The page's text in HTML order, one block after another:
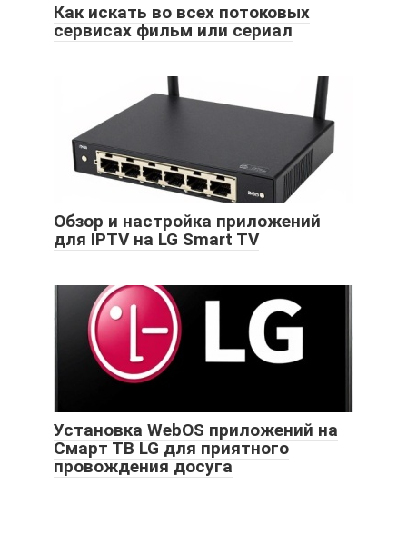
Как искать во всех потоковых
сервисах фильм или сериал
Обзор и настройка приложений
для IPTV на LG Smart TV
Установка WebOS приложений на
Смарт ТВ LG для приятного
провождения досуга